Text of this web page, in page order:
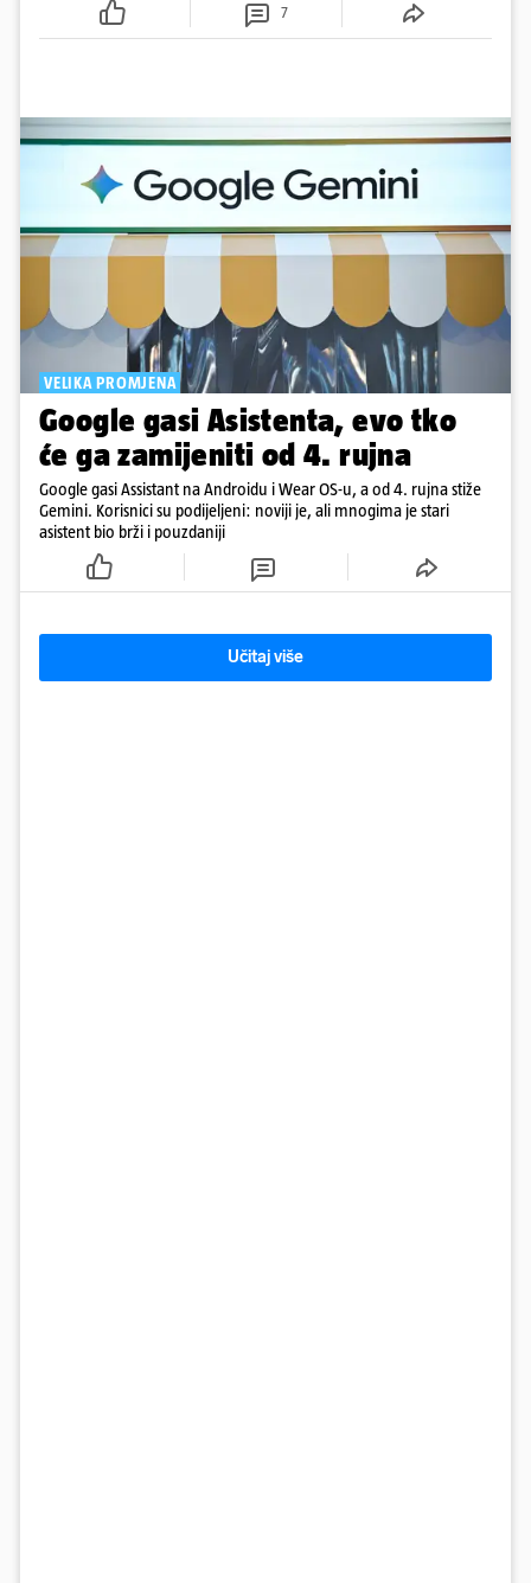
7
VELIKA PROMJENA
Google gasi Asistenta, evo tko
će ga zamijeniti od 4. rujna
Google gasi Assistant na Androidu i Wear OS-u, a od 4. rujna stiže
Gemini. Korisnici su podijeljeni: noviji je, ali mnogima je stari
asistent bio brži i pouzdaniji
Učitaj više